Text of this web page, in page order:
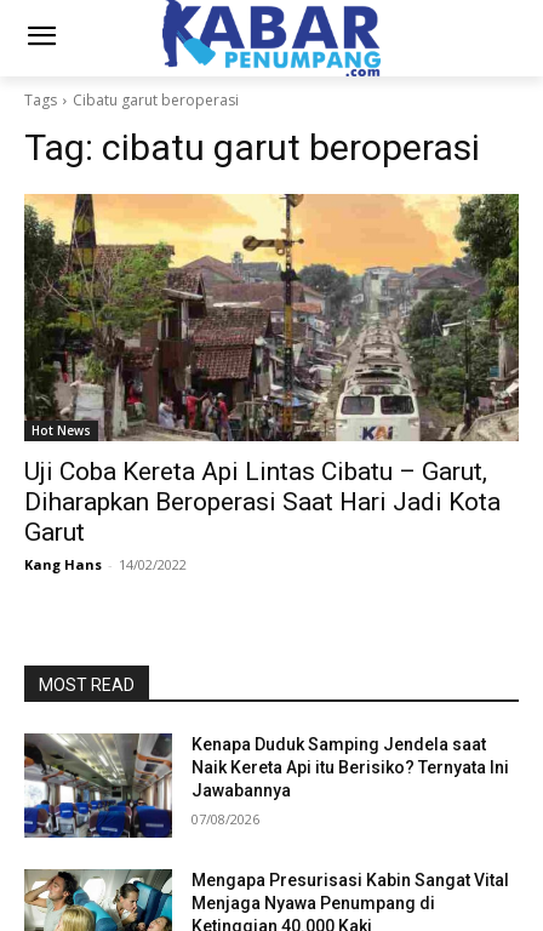
Tags Cibatu garut beroperasi
Tag: cibatu garut beroperasi
Hot News
Uji Coba Kereta Api Lintas Cibatu – Garut,
Diharapkan Beroperasi Saat Hari Jadi Kota
Garut
Kang Hans - 14/02/2022
MOST READ
Kenapa Duduk Samping Jendela saat
Naik Kereta Api itu Berisiko? Ternyata Ini
Jawabannya
07/08/2026
Mengapa Presurisasi Kabin Sangat Vital
Menjaga Nyawa Penumpang di
Ketinggian 40.000 Kaki